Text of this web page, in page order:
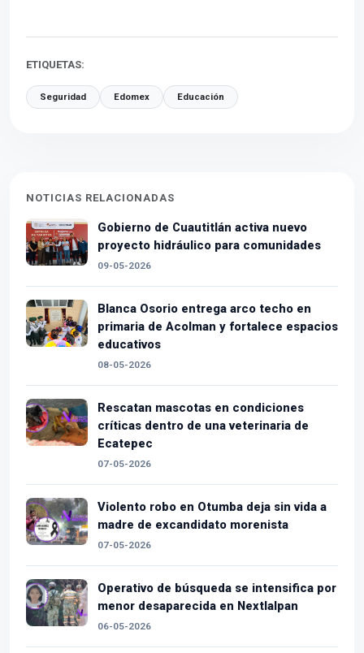
ETIQUETAS:
Seguridad Edomex Educación
NOTICIAS RELACIONADAS
Gobierno de Cuautitlán activa nuevo
proyecto hidráulico para comunidades
09-05-2026
Blanca Osorio entrega arco techo en
primaria de Acolman y fortalece espacios
educativos
08-05-2026
Rescatan mascotas en condiciones
críticas dentro de una veterinaria de
Ecatepec
07-05-2026
Violento robo en Otumba deja sin vida a
madre de excandidato morenista
07-05-2026
Operativo de búsqueda se intensifica por
menor desaparecida en Nextlalpan
06-05-2026